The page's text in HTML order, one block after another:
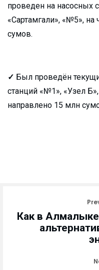
проведен на насосных
«Сартамгали», «№5», на
сумов.
✓ Был проведён
станций «№1», «Узел
направлено 15 млн
Как в